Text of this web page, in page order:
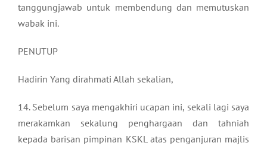
tanggungjawab untuk membendung dan memutuskan
wabak ini.
PENUTUP
Hadirin Yang dirahmati Allah sekalian,
14. Sebelum saya mengakhiri ucapan ini, sekali lagi saya
merakamkan sekalung penghargaan dan tahniah
kepada barisan pimpinan KSKL atas penganjuran majlis